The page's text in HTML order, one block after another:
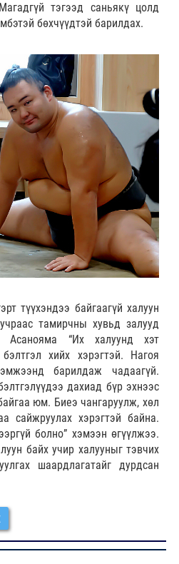
тэгээд саньякү цолд
бөхчүүдтэй барилдах.
түүхэндээ байгаагүй халуун
тамирчны хувьд залууд
Асанояма “Их халуунд хэт
хийх хэрэгтэй. Нагоя
барилдаж чадаагүй.
дахиад бүр эхнээс
юм. Биеэ чангаруулж, хөл
сайжруулах хэрэгтэй байна.
болно” хэмээн өгүүлжээ.
байх учир халууныг тэвчих
шаардлагатайг дурдсан